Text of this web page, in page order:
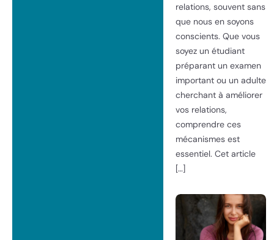
relations, souvent sans
que nous en soyons
conscients. Que vous
soyez un étudiant
préparant un examen
important ou un adulte
cherchant à améliorer
vos relations,
comprendre ces
mécanismes est
essentiel. Cet article
[…]